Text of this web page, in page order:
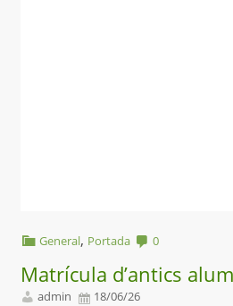
General, Portada 0
Matrícula d’antics
admin 18/06/26